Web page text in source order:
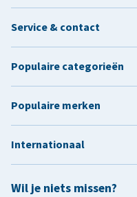
Wil je niets missen?
Service & contact
Populaire categorieën
Populaire merken
Internationaal